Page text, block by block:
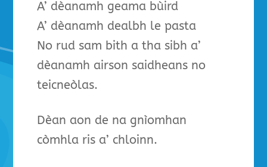
A’ dèanamh geama bùird
A’ dèanamh dealbh le pasta
No rud sam bith a tha sibh a’
dèanamh airson saidheans no
teicneòlas.
Dèan aon de na gnìomhan
còmhla ris a’ chloinn.